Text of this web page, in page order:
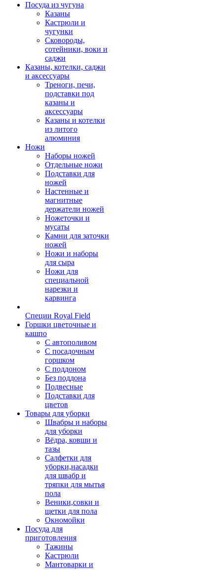
Посуда из чугуна
Казаны
Кастрюли и
чугунки
Сковороды,
сотейники, воки и
саджи
Казаны, котелки, саджи
и аксессуары
Треноги, печи,
подставки под
казаны и
аксессуары
Казаны и котелки
из литого
алюминия
Ножи
Наборы ножей
Отдельные ножи
Подставки для
ножей
Настенные и
магнитные
держатели ножей
Ножеточки и
мусаты
Камни для заточки
ножей
Ножи и наборы
для сыра
Ножи для
специальной
нарезки и
карвинга
Специи Royal Field
Горшки цветочные и
кашпо
С автополивом
С посадочным
горшком
С поддоном
Без поддона
Подвесные
Подставки для
цветов
Товары для уборки
Швабры и наборы
для уборки
Вёдра, ковши и
тазы
Салфетки для
уборки,насадки
для швабр и
тряпки для мытья
пола
Веники,совки и
щетки для пола
Окномойки
Посуда для
приготовления
Тажины
Кастрюли
Мантоварки и